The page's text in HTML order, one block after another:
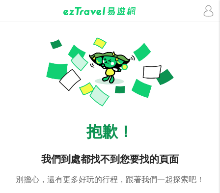
抱歉！
我們到處都找不到您要找的頁面
別擔心，還有更多好玩的行程，跟著我們一起探索吧！